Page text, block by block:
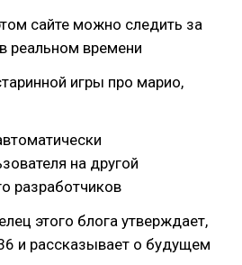
сайте можно следить за
реальном времени
игры про марио,
на другой
разработчиков
этого блога утверждает,
и рассказывает о будущем